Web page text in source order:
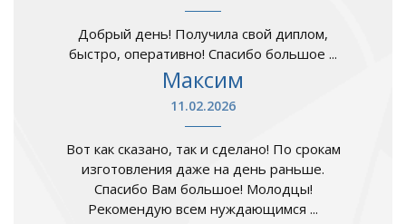
Добрый день! Получила свой диплом,
быстро, оперативно! Спасибо большое ...
Максим
11.02.2026
Вот как сказано, так и сделано! По срокам
изготовления даже на день раньше.
Спасибо Вам большое! Молодцы!
Рекомендую всем нуждающимся ...